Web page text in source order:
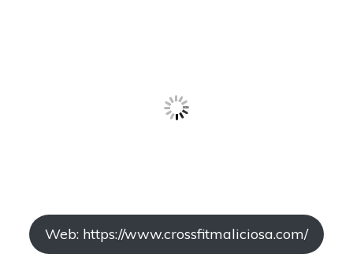
Web: https://www.crossfitmaliciosa.com/